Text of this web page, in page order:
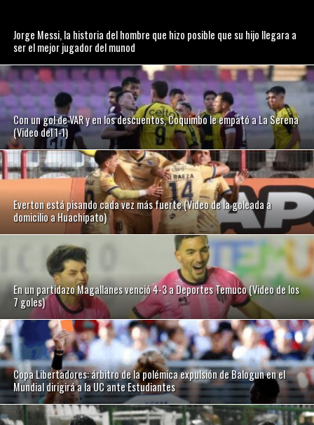
Jorge Messi, la historia del hombre que hizo posible que su hijo llegara a
ser el mejor jugador del munod
Con un gol de VAR y en los descuentos, Coquimbo le empató a La Serena
(Video del 1-1)
Everton está pisando cada vez más fuerte (Video de la goleada a
domicilio a Huachipato)
En un partidazo Magallanes venció 4-3 a Deportes Temuco (Video de los
7 goles)
Copa Libertadores: árbitro de la polémica expulsión de Balogun en el
Mundial dirigirá a la UC ante Estudiantes